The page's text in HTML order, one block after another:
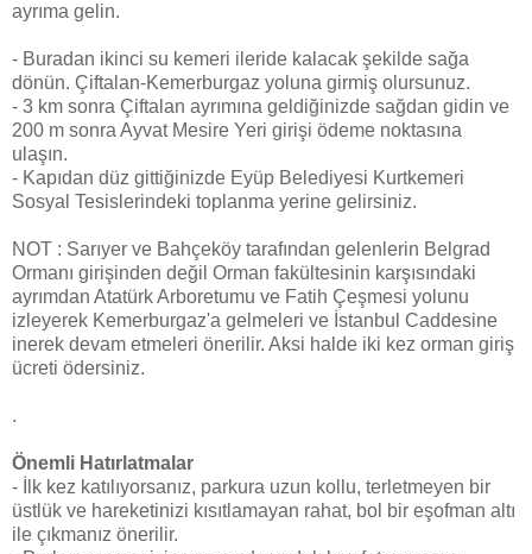
ayrıma gelin.
- Buradan ikinci su kemeri ileride kalacak şekilde sağa
dönün. Çiftalan-Kemerburgaz yoluna girmiş olursunuz.
- 3 km sonra Çiftalan ayrımına geldiğinizde sağdan gidin ve
200 m sonra Ayvat Mesire Yeri girişi ödeme noktasına
ulaşın.
- Kapıdan düz gittiğinizde Eyüp Belediyesi Kurtkemeri
Sosyal Tesislerindeki toplanma yerine gelirsiniz.
NOT : Sarıyer ve Bahçeköy tarafından gelenlerin Belgrad
Ormanı girişinden değil Orman fakültesinin karşısındaki
ayrımdan Atatürk Arboretumu ve Fatih Çeşmesi yolunu
izleyerek Kemerburgaz'a gelmeleri ve İstanbul Caddesine
inerek devam etmeleri önerilir. Aksi halde iki kez orman giriş
ücreti ödersiniz.
.
Önemli Hatırlatmalar
- İlk kez katılıyorsanız, parkura uzun kollu, terletmeyen bir
üstlük ve hareketinizi kısıtlamayan rahat, bol bir eşofman altı
ile çıkmanız önerilir.